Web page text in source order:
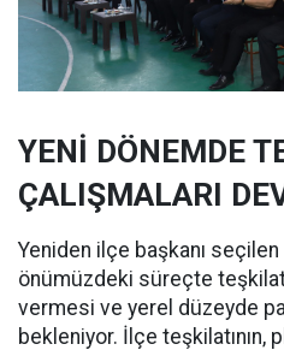
YENİ DÖNEMDE
ÇALIŞMALARI
Yeniden ilçe başkanı seçilen
önümüzdeki süreçte teşkilat
vermesi ve yerel düzeyde
bekleniyor. İlçe teşkilatının,